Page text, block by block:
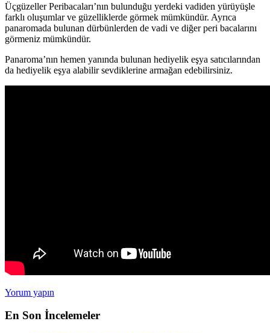
Üçgüzeller Peribacaları’nın bulunduğu yerdeki vadiden yürüyüşle
farklı oluşumlar ve güzelliklerde görmek mümkündür. Ayrıca
panaromada bulunan dürbünlerden de vadi ve diğer peri bacalarını
görmeniz mümkündür.
Panaroma’nın hemen yanında bulunan hediyelik eşya satıcılarından
da hediyelik eşya alabilir sevdiklerine armağan edebilirsiniz.
Yorum yapın
En Son İncelemeler